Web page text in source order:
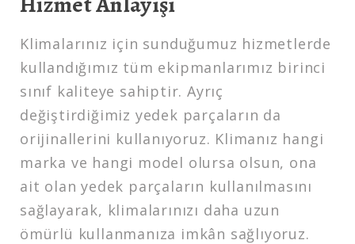
Klimalarınız için sunduğumuz hizmetlerde
kullandığımız tüm ekipmanlarımız birinci
sınıf kaliteye sahiptir. Ayrıç
değiştirdiğimiz yedek parçaların da
orijinallerini kullanıyoruz. Klimanız hangi
marka ve hangi model olursa olsun, ona
ait olan yedek parçaların kullanılmasını
sağlayarak, klimalarınızı daha uzun
ömürlü kullanmanıza imkân sağlıyoruz.